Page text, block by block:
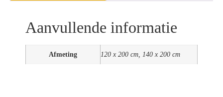
Aanvullende informatie
Afmeting 120 x 200 cm, 140 x 200 cm